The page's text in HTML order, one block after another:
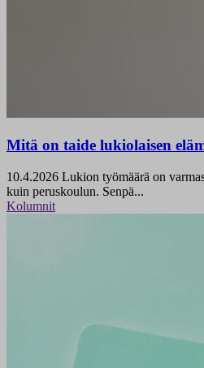
Mitä on taide lukiolaisen
10.4.2026 Lukion työmäärä on
kuin peruskoulun. Senpä...
Kolumnit